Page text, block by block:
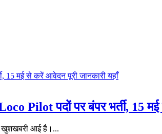
Pilot पदों पर बंपर भर्ती, 15 मई
खुशखबरी आई है।...